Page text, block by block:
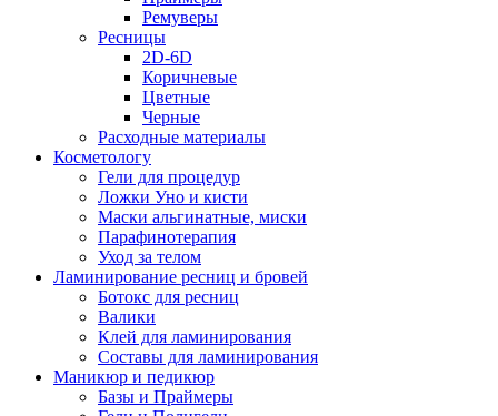
Ремуверы
Ресницы
2D-6D
Коричневые
Цветные
Черные
Расходные материалы
Косметологу
Гели для процедур
Ложки Уно и кисти
Маски альгинатные, миски
Парафинотерапия
Уход за телом
Ламинирование ресниц и бровей
Ботокс для ресниц
Валики
Клей для ламинирования
Составы для ламинирования
Маникюр и педикюр
Базы и Праймеры